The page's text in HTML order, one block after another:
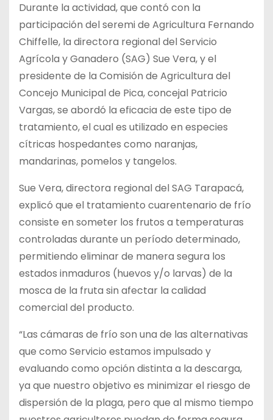
Durante la actividad, que contó con la
participación del seremi de Agricultura Fernando
Chiffelle, la directora regional del Servicio
Agrícola y Ganadero (SAG) Sue Vera, y el
presidente de la Comisión de Agricultura del
Concejo Municipal de Pica, concejal Patricio
Vargas, se abordó la eficacia de este tipo de
tratamiento, el cual es utilizado en especies
cítricas hospedantes como naranjas,
mandarinas, pomelos y tangelos.
Sue Vera, directora regional del SAG Tarapacá,
explicó que el tratamiento cuarentenario de frío
consiste en someter los frutos a temperaturas
controladas durante un período determinado,
permitiendo eliminar de manera segura los
estados inmaduros (huevos y/o larvas) de la
mosca de la fruta sin afectar la calidad
comercial del producto.
“Las cámaras de frío son una de las alternativas
que como Servicio estamos impulsado y
evaluando como opción distinta a la descarga,
ya que nuestro objetivo es minimizar el riesgo de
dispersión de la plaga, pero que al mismo tiempo